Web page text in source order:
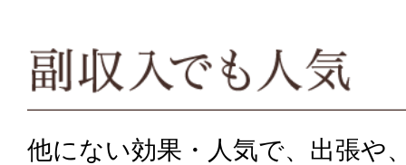
他にない効果・人気で、出張や